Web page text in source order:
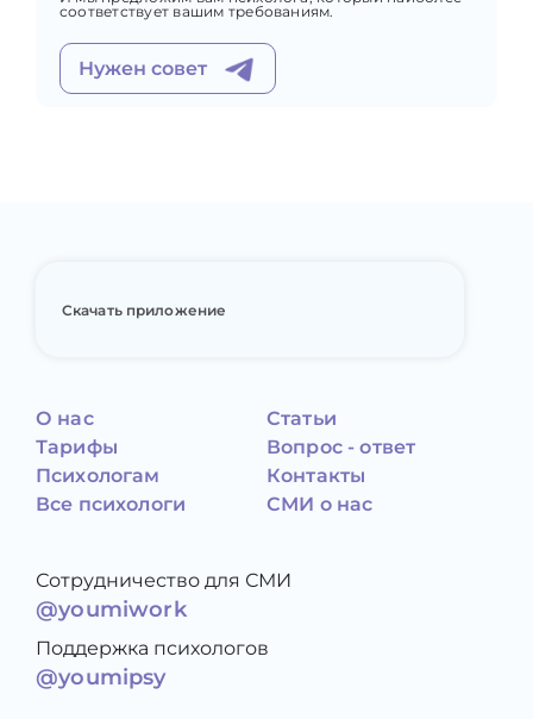
соответствует вашим требованиям.
Нужен совет
Скачать приложение
О нас
Тарифы
Психологам
Все психологи
Статьи
Вопрос - ответ
Контакты
СМИ о нас
Сотрудничество для СМИ
@youmiwork
Поддержка психологов
@youmipsy